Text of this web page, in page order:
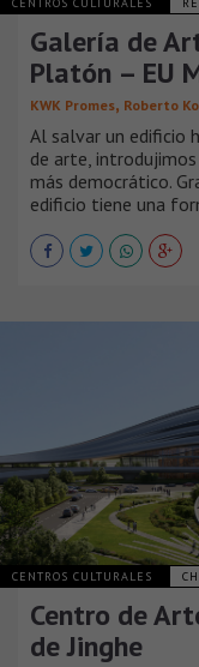
CENTROS CULTURALES
Galería de
Platón – EU
KWK Promes, Roberto
Al salvar un edificio
de arte,
más democrático.
edificio tiene una
CENTROS CULTURALES
Centro de
de Jinghe